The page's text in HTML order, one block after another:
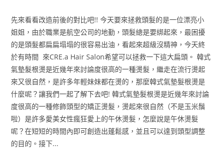
先來看看改造前後的對比吧!! 今天要來拯救頭髮的是一位漂亮小
姐姐，由於職業是航空公司的地勤，頭髮總是要綁起來，最困擾
的是頭髮都扁扁塌塌的很容易出油，看起來超級沒精神，今天終
於有時間 來CRE.a Hair Salon希望可以拯救一下這大扁頭。 韓式
氣墊髮根燙是近幾年來討論度很高的一種燙髮，繼走在流行燙起
來又很自然，是許多年輕妹妹都在燙的，那麼韓式氣墊髮根燙是
什麼呢？讓我們一起了解下去吧! 韓式氣墊髮根燙是近幾年來討論
度很高的一種修飾頭型的矯正燙髮，燙起來很自然（不是玉米鬚
啦）是許多愛美女性瘋狂愛上的午休燙髮，怎麼說是午休燙髮
呢？在短短的時間內即可創造出蓬鬆感，並且可以達到頭型調整
的目的。接下...